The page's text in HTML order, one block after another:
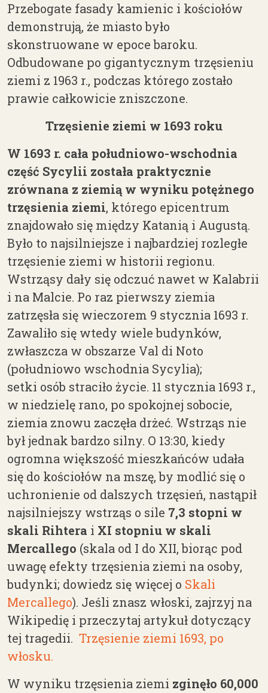
Przebogate fasady kamienic i kościołów
demonstrują, że miasto było
skonstruowane w epoce baroku.
Odbudowane po gigantycznym trzęsieniu
ziemi z 1963 r., podczas którego zostało
prawie całkowicie zniszczone.
Trzęsienie ziemi w 1693 roku
W 1693 r. cała południowo-wschodnia
część Sycylii została praktycznie
zrównana z ziemią w wyniku potężnego
trzęsienia ziemi, którego epicentrum
znajdowało się między Katanią i Augustą.
Było to najsilniejsze i najbardziej rozległe
trzęsienie ziemi w historii regionu.
Wstrząsy dały się odczuć nawet w Kalabrii
i na Malcie. Po raz pierwszy ziemia
zatrzęsła się wieczorem 9 stycznia 1693 r.
Zawaliło się wtedy wiele budynków,
zwłaszcza w obszarze Val di Noto
(południowo wschodnia Sycylia);
setki osób straciło życie. 11 stycznia 1693 r.,
w niedzielę rano, po spokojnej sobocie,
ziemia znowu zaczęła drżeć. Wstrząs nie
był jednak bardzo silny. O 13:30, kiedy
ogromna większość mieszkańców udała
się do kościołów na mszę, by modlić się o
uchronienie od dalszych trzęsień, nastąpił
najsilniejszy wstrząs o sile 7,3 stopni w
skali Rihtera i XI stopniu w skali
Mercallego (skala od I do XII,biorąc pod
uwagę efekty trzęsienia ziemi na osoby,
budynki; dowiedz się więcej o Skali
Mercallego). Jeśli znasz włoski, zajrzyj na
Wikipedię i przeczytaj artykuł dotyczący
tej tragedii. Trzęsienie ziemi 1693, po
włosku.
W wyniku trzęsienia ziemi zginęło 60,000